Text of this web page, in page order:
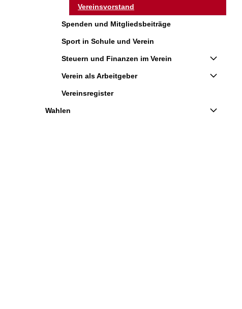
Vereinsvorstand
Spenden und Mitgliedsbeiträge
Sport in Schule und Verein
Steuern und Finanzen im Verein
Verein als Arbeitgeber
Vereinsregister
Wahlen